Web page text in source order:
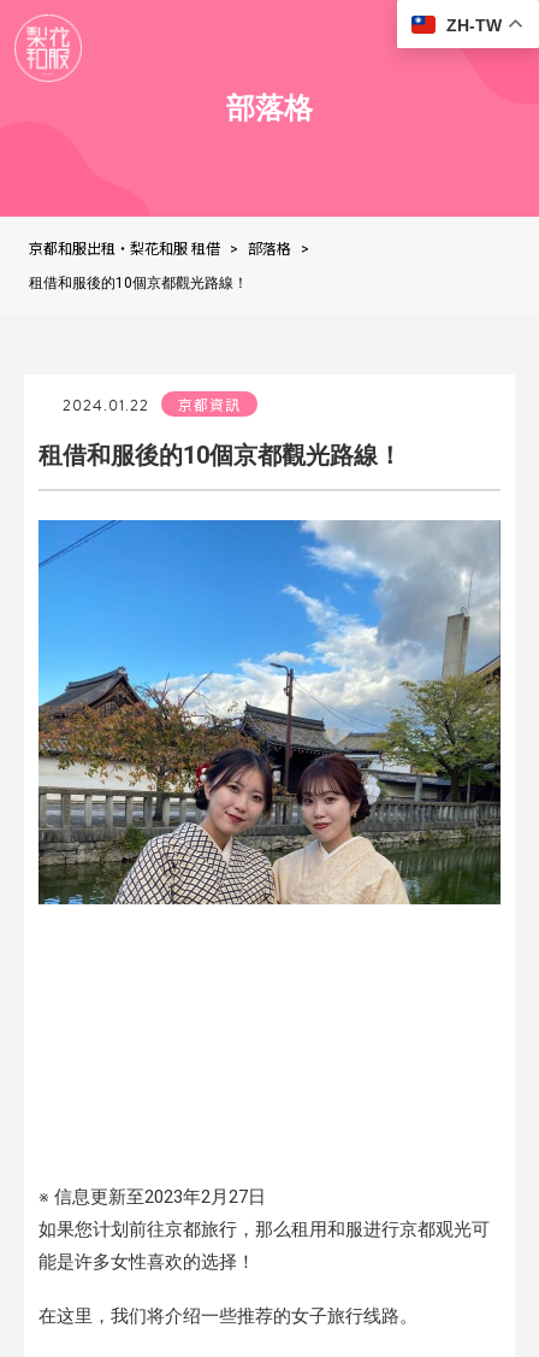
部落格
京都和服出租・梨花和服 租借 > 部落格
>
租借和服後的10個京都觀光路線！
2024.01.22 京都資訊
租借和服後的10個京都觀光路線！
※ 信息更新至2023年2月27日
如果您计划前往京都旅行，那么租用和服进行京都观光可
能是许多女性喜欢的选择！
在这里，我们将介绍一些推荐的女子旅行线路。
ZH-TW